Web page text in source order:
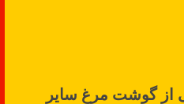
از گوشت مرغ سایر